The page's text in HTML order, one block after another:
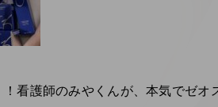
看護師のみやくんが、本気でゼオ